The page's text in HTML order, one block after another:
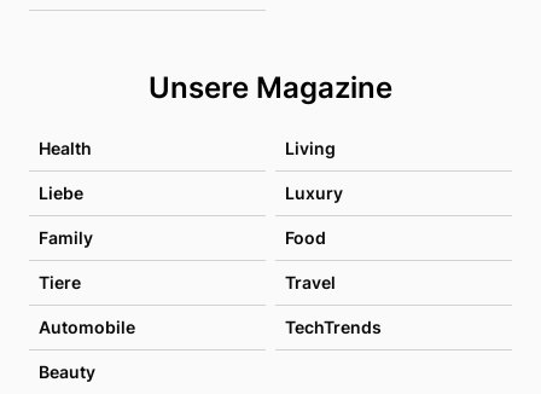
Unsere Magazine
Health Living
Liebe Luxury
Family Food
Tiere Travel
Automobile TechTrends
Beauty